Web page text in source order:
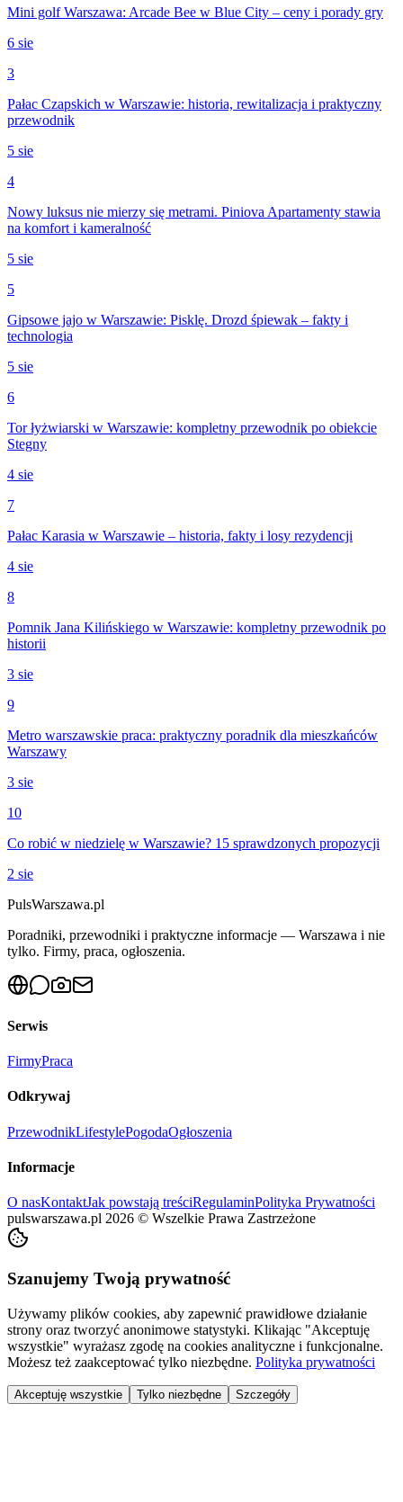
Mini golf Warszawa: Arcade Bee w Blue City – ceny i porady gry
6 sie
3
Pałac Czapskich w Warszawie: historia, rewitalizacja i praktyczny
przewodnik
5 sie
4
Nowy luksus nie mierzy się metrami. Piniova Apartamenty stawia
na komfort i kameralność
5 sie
5
Gipsowe jajo w Warszawie: Pisklę. Drozd śpiewak – fakty i
technologia
5 sie
6
Tor łyżwiarski w Warszawie: kompletny przewodnik po obiekcie
Stegny
4 sie
7
Pałac Karasia w Warszawie – historia, fakty i losy rezydencji
4 sie
8
Pomnik Jana Kilińskiego w Warszawie: kompletny przewodnik po
historii
3 sie
9
Metro warszawskie praca: praktyczny poradnik dla mieszkańców
Warszawy
3 sie
10
Co robić w niedzielę w Warszawie? 15 sprawdzonych propozycji
2 sie
PulsWarszawa.pl
Poradniki, przewodniki i praktyczne informacje — Warszawa i nie
tylko. Firmy, praca, ogłoszenia.
Serwis
FirmyPraca
Odkrywaj
PrzewodnikLifestylePogodaOgłoszenia
Informacje
O nasKontaktJak powstają treściRegulaminPolityka Prywatności
pulswarszawa.pl 2026 © Wszelkie Prawa Zastrzeżone
Szanujemy Twoją prywatność
Używamy plików cookies, aby zapewnić prawidłowe działanie
strony oraz tworzyć anonimowe statystyki. Klikając "Akceptuję
wszystkie" wyrażasz zgodę na cookies analityczne i funkcjonalne.
Możesz też zaakceptować tylko niezbędne. Polityka prywatności
Akceptuję wszystkie Tylko niezbędne Szczegóły